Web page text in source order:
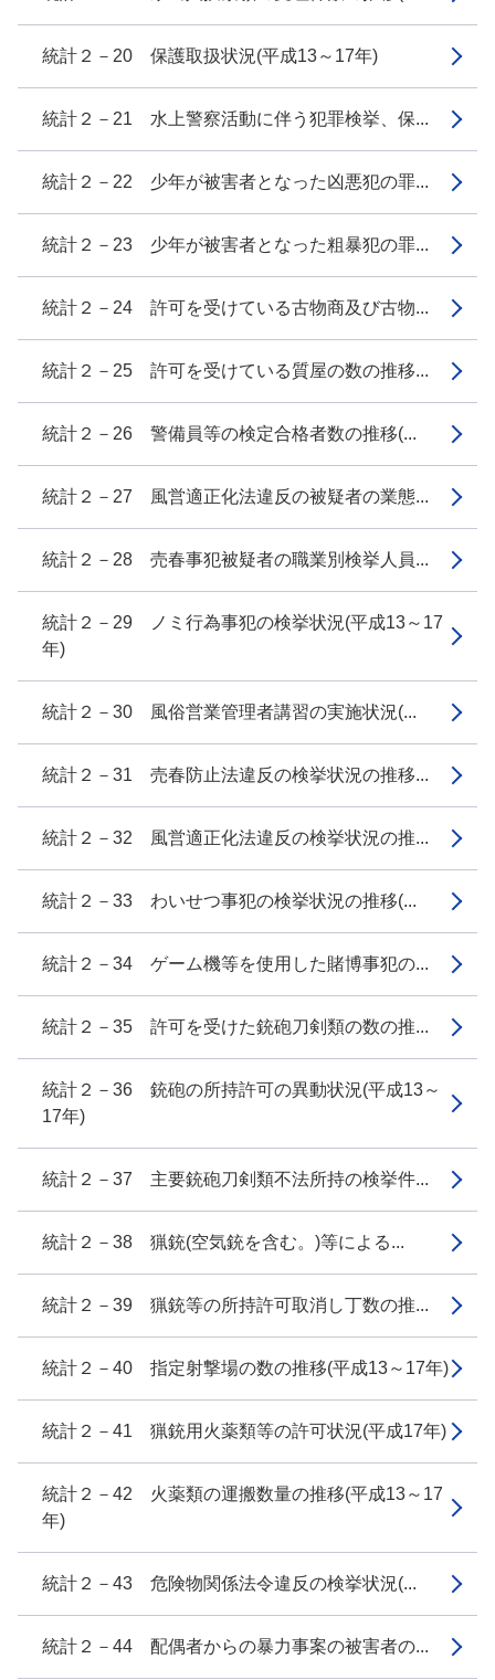
統計２－20 保護取扱状況(平成13～17年)
統計２－21 水上警察活動に伴う犯罪検挙、保...
統計２－22 少年が被害者となった凶悪犯の罪...
統計２－23 少年が被害者となった粗暴犯の罪...
統計２－24 許可を受けている古物商及び古物...
統計２－25 許可を受けている質屋の数の推移...
統計２－26 警備員等の検定合格者数の推移(...
統計２－27 風営適正化法違反の被疑者の業態...
統計２－28 売春事犯被疑者の職業別検挙人員...
統計２－29 ノミ行為事犯の検挙状況(平成13～17
年)
統計２－30 風俗営業管理者講習の実施状況(...
統計２－31 売春防止法違反の検挙状況の推移...
統計２－32 風営適正化法違反の検挙状況の推...
統計２－33 わいせつ事犯の検挙状況の推移(...
統計２－34 ゲーム機等を使用した賭博事犯の...
統計２－35 許可を受けた銃砲刀剣類の数の推...
統計２－36 銃砲の所持許可の異動状況(平成13～
17年)
統計２－37 主要銃砲刀剣類不法所持の検挙件...
統計２－38 猟銃(空気銃を含む。)等による...
統計２－39 猟銃等の所持許可取消し丁数の推...
統計２－40 指定射撃場の数の推移(平成13～17年)
統計２－41 猟銃用火薬類等の許可状況(平成17年)
統計２－42 火薬類の運搬数量の推移(平成13～17
年)
統計２－43 危険物関係法令違反の検挙状況(...
統計２－44 配偶者からの暴力事案の被害者の...